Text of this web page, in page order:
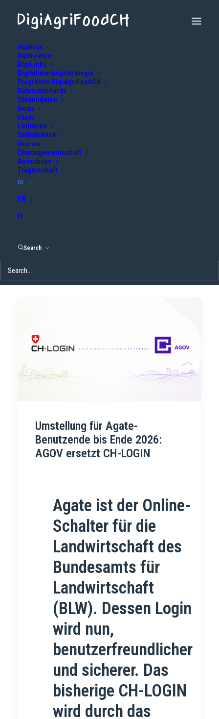
DigiBlogs
DigiKnowhow
DigiLinks
Digitalisierungsstrategie
Programm DigiAgriFoodCH
Datenstandards
Stammdaten
Events
Charta
Leitlinien
Selbstcheck
Über uns
Chartagemeinschaft
Ausschuss
Trägerschaft
DE
FR
IT
Search
info@digiagrifood.ch
Umstellung für Agate-
Benutzende bis Ende 2026:
AGOV ersetzt CH-LOGIN
Agate ist der Online-
Schalter für die
Landwirtschaft des
Bundesamts für
Landwirtschaft
(BLW). Dessen Login
wird nun,
benutzerfreundlicher
und sicherer. Das
bisherige CH-LOGIN
wird durch das